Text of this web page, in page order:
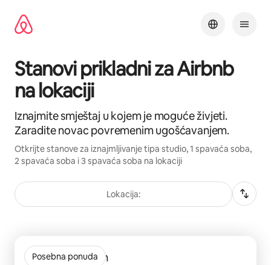
sadržaj
Stanovi prikladni za Airbnb
na lokaciji
Iznajmite smještaj u kojem je moguće živjeti.
Zaradite novac povremenim ugošćavanjem.
Otkrijte stanove za iznajmljivanje tipa studio, 1 spavaća soba,
2 spavaća soba i 3 spavaća soba na lokaciji
Lokacija:
Posebna ponuda
Crest at Midtown